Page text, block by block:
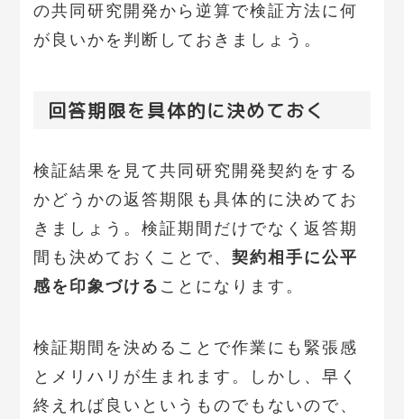
の共同研究開発から逆算で検証方法に何
が良いかを判断しておきましょう。
回答期限を具体的に決めておく
検証結果を見て共同研究開発契約をする
かどうかの返答期限も具体的に決めてお
きましょう。検証期間だけでなく返答期
間も決めておくことで、契約相手に公平
感を印象づける ことになります。
検証期間を決めることで作業にも緊張感
とメリハリが生まれます。しかし、早く
終えれば良いというものでもないので、